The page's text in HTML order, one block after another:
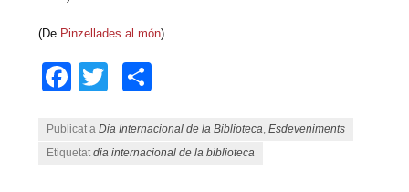
(De Pinzellades al món)
Facebook
Twitter
Publicat aDia Internacional de la Biblioteca ,Esdeveniments
Etiquetatdia internacional de la biblioteca